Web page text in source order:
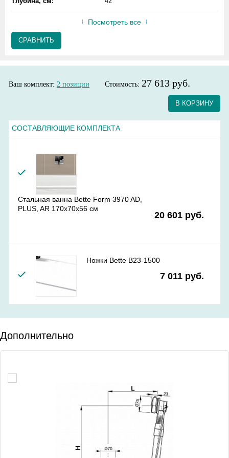
Посмотреть все
СРАВНИТЬ
Ваш комплект: 2 позиции Стоимость: 27 613 руб.
В КОРЗИНУ
СОСТАВЛЯЮЩИЕ КОМПЛЕКТА
Стальная ванна Bette Form 3970 AD,
PLUS, AR 170x70х56 см
20 601 руб.
Ножки Bette B23-1500
7 011 руб.
Дополнительно